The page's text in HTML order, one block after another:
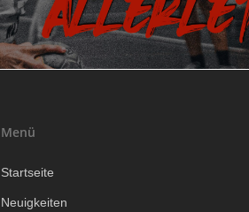
Menü
Startseite
Neuigkeiten